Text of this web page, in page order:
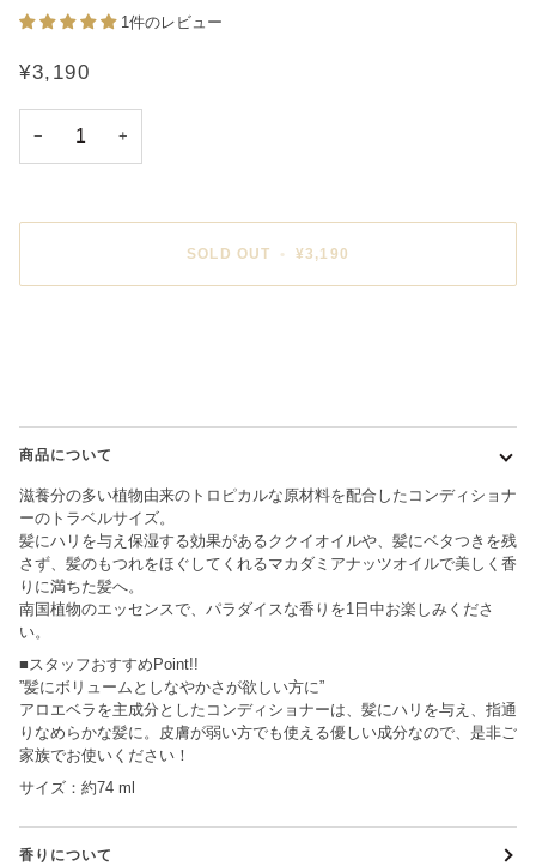
1件のレビュー
¥3,190
− +
SOLD OUT • ¥3,190
商品について
滋養分の多い植物由来のトロピカルな原材料を配合したコンディショナ
ーのトラベルサイズ。
髪にハリを与え保湿する効果があるククイオイルや、髪にベタつきを残
さず、髪のもつれをほぐしてくれるマカダミアナッツオイルで美しく香
りに満ちた髪へ。
南国植物のエッセンスで、パラダイスな香りを1日中お楽しみくださ
い。
■スタッフおすすめPoint!!
”髪にボリュームとしなやかさが欲しい方に”
アロエベラを主成分としたコンディショナーは、髪にハリを与え、指通
りなめらかな髪に。皮膚が弱い方でも使える優しい成分なので、是非ご
家族でお使いください！
サイズ：約74 ml
香りについて